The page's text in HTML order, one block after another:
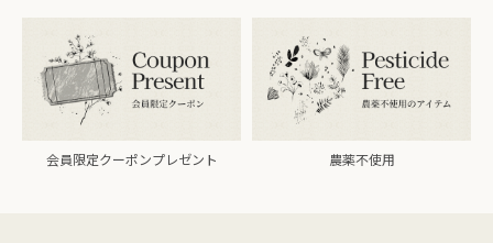
会員限定クーポンプレゼント 農薬不使用